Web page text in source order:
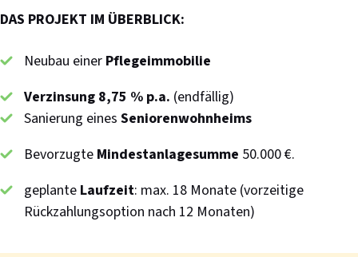
DAS PROJEKT IM ÜBERBLICK:
Neubau einer Pflegeimmobilie
Verzinsung 8,75 % p.a. (endfällig)
Sanierung eines Seniorenwohnheims
Bevorzugte Mindestanlagesumme 50.000 €.
geplante Laufzeit: max. 18 Monate (vorzeitige
Rückzahlungsoption nach 12 Monaten)